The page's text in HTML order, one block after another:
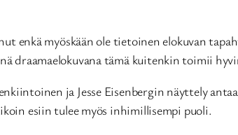
enkä myöskään ole tietoinen elokuvan
draamaelokuvana tämä kuitenkin toimii
ja Jesse Eisenbergin näyttely
esiin tulee myös inhimillisempi puoli.